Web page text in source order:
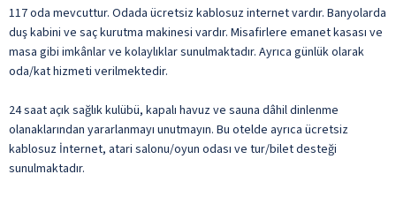
117 oda mevcuttur. Odada ücretsiz kablosuz internet vardır. Banyolarda
duş kabini ve saç kurutma makinesi vardır. Misafirlere emanet kasası ve
masa gibi imkânlar ve kolaylıklar sunulmaktadır. Ayrıca günlük olarak
oda/kat hizmeti verilmektedir.
24 saat açık sağlık kulübü, kapalı havuz ve sauna dâhil dinlenme
olanaklarından yararlanmayı unutmayın. Bu otelde ayrıca ücretsiz
kablosuz İnternet, atari salonu/oyun odası ve tur/bilet desteği
sunulmaktadır.